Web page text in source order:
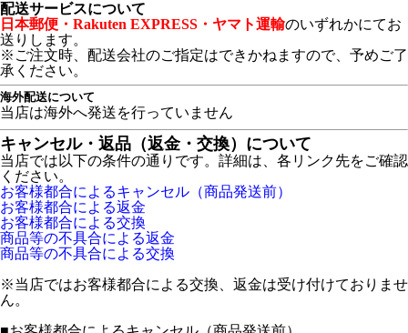
配送サービスについて
日本郵便・Rakuten EXPRESS・ヤマト運輸のいずれかにてお
送りします。
※ご注文時、配送会社のご指定はできかねますので、予めご了
承ください。
海外配送について
当店は海外へ発送を行っていません
キャンセル・返品（返金・交換）について
当店では以下の条件の通りです。詳細は、各リンク先をご確認
ください。
お客様都合によるキャンセル（商品発送前）
お客様都合による返金
お客様都合による交換
商品等の不具合による返金
商品等の不具合による交換
※当店ではお客様都合による交換、返金は受け付けておりませ
ん。